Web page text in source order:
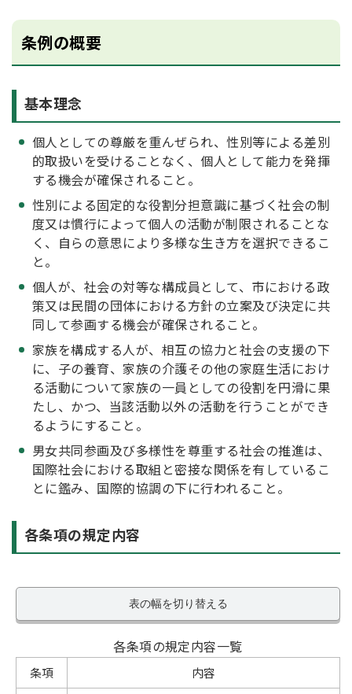
条例の概要
基本理念
個人としての尊厳を重んぜられ、性別等による差別
的取扱いを受けることなく、個人として能力を発揮
する機会が確保されること。
性別による固定的な役割分担意識に基づく社会の制
度又は慣行によって個人の活動が制限されることな
く、自らの意思により多様な生き方を選択できるこ
と。
個人が、社会の対等な構成員として、市における政
策又は民間の団体における方針の立案及び決定に共
同して参画する機会が確保されること。
家族を構成する人が、相互の協力と社会の支援の下
に、子の養育、家族の介護その他の家庭生活におけ
る活動について家族の一員としての役割を円滑に果
たし、かつ、当該活動以外の活動を行うことができ
るようにすること。
男女共同参画及び多様性を尊重する社会の推進は、
国際社会における取組と密接な関係を有しているこ
とに鑑み、国際的協調の下に行われること。
各条項の規定内容
表の幅を切り替える
各条項の規定内容一覧
条項 内容